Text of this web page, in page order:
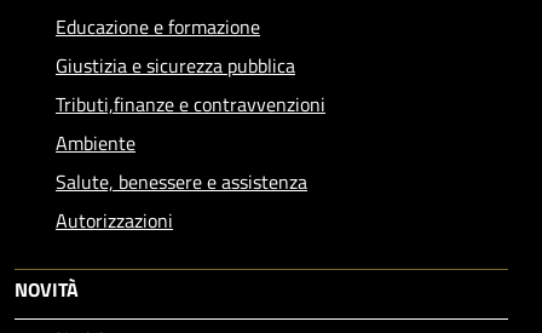
Educazione e formazione
Giustizia e sicurezza pubblica
Tributi,finanze e contravvenzioni
Ambiente
Salute, benessere e assistenza
Autorizzazioni
NOVITÀ